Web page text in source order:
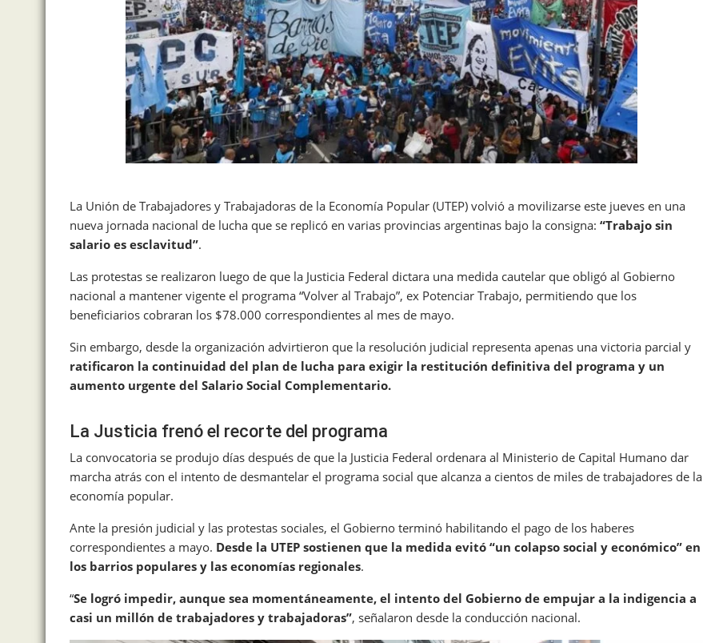
La Unión de Trabajadores y Trabajadoras de la Economía Popular (UTEP) volvió a movilizarse este jueves en una
nueva jornada nacional de lucha que se replicó en varias provincias argentinas bajo la consigna: “Trabajo sin
salario es esclavitud”.
Las protestas se realizaron luego de que la Justicia Federal dictara una medida cautelar que obligó al Gobierno
nacional a mantener vigente el programa “Volver al Trabajo”, ex Potenciar Trabajo, permitiendo que los
beneficiarios cobraran los $78.000 correspondientes al mes de mayo.
Sin embargo, desde la organización advirtieron que la resolución judicial representa apenas una victoria parcial y
ratificaron la continuidad del plan de lucha para exigir la restitución definitiva del programa y un
aumento urgente del Salario Social Complementario.
La Justicia frenó el recorte del programa
La convocatoria se produjo días después de que la Justicia Federal ordenara al Ministerio de Capital Humano dar
marcha atrás con el intento de desmantelar el programa social que alcanza a cientos de miles de trabajadores de la
economía popular.
Ante la presión judicial y las protestas sociales, el Gobierno terminó habilitando el pago de los haberes
correspondientes a mayo. Desde la UTEP sostienen que la medida evitó “un colapso social y económico” en
los barrios populares y las economías regionales.
“Se logró impedir, aunque sea momentáneamente, el intento del Gobierno de empujar a la indigencia a
casi un millón de trabajadores y trabajadoras”, señalaron desde la conducción nacional.